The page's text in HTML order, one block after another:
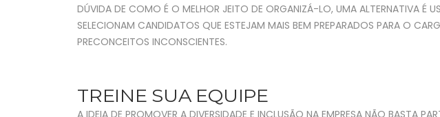
DÚVIDA DE COMO É O MELHOR JEITO DE ORGANIZÁ-LO, UMA ALTERNATIVA É
SELECIONAM CANDIDATOS QUE ESTEJAM MAIS BEM PREPARADOS PARA O
PRECONCEITOS INCONSCIENTES.
TREINE SUA EQUIPE
A IDEIA DE PROMOVER A DIVERSIDADE E INCLUSÃO NA EMPRESA NÃO BASTA